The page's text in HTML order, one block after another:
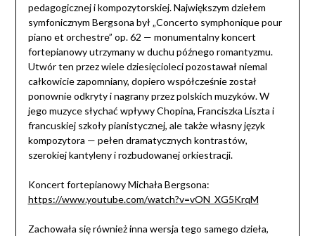
pedagogicznej i kompozytorskiej. Największym dziełem
symfonicznym Bergsona był „Concerto symphonique pour
piano et orchestre” op. 62 — monumentalny koncert
fortepianowy utrzymany w duchu późnego romantyzmu.
Utwór ten przez wiele dziesięcioleci pozostawał niemal
całkowicie zapomniany, dopiero współcześnie został
ponownie odkryty i nagrany przez polskich muzyków. W
jego muzyce słychać wpływy Chopina, Franciszka Liszta i
francuskiej szkoły pianistycznej, ale także własny język
kompozytora — pełen dramatycznych kontrastów,
szerokiej kantyleny i rozbudowanej orkiestracji.
Koncert fortepianowy Michała Bergsona:
https://www.youtube.com/watch?v=vON_XG5KrqM
Zachowała się również inna wersja tego samego dzieła,